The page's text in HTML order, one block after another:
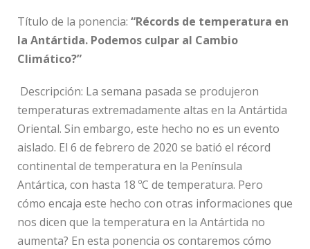
Título de la ponencia: “Récords de temperatura en
la Antártida. Podemos culpar al Cambio
Climático?”
Descripción: La semana pasada se produjeron
temperaturas extremadamente altas en la Antártida
Oriental. Sin embargo, este hecho no es un evento
aislado. El 6 de febrero de 2020 se batió el récord
continental de temperatura en la Península
Antártica, con hasta 18 ºC de temperatura. Pero
cómo encaja este hecho con otras informaciones que
nos dicen que la temperatura en la Antártida no
aumenta? En esta ponencia os contaremos cómo